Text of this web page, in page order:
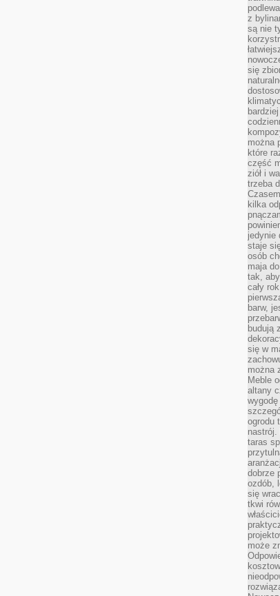
z
są nie
się
można
które
część
ziół i
trzeba
kilka
jedynie
staje
osób
maja
tak,
cały
barw,
budują
się w
można
Meble
altany
ogrodu
nastrój.
taras
dobrze
ozdób,
się
tkwi
może